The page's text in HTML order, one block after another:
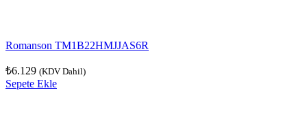
Romanson TM1B22HMJJAS6R
₺6.129 (KDV Dahil)
Sepete Ekle